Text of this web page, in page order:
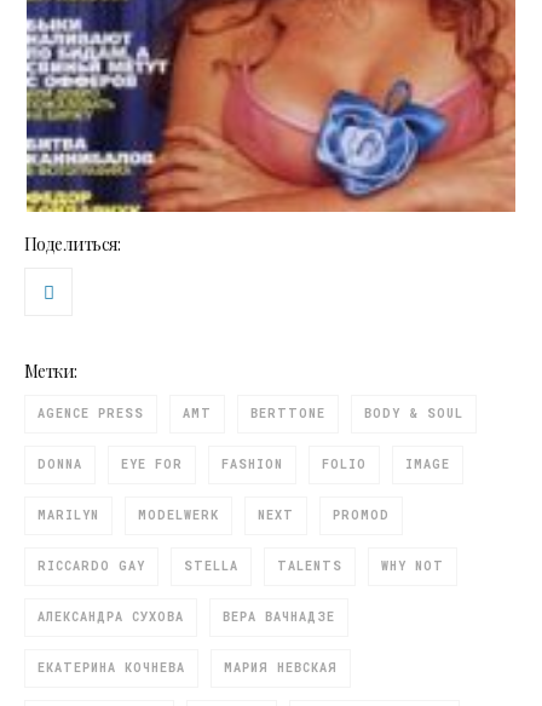
Поделиться:
Метки:
AGENCE PRESS AMT BERTTONE BODY & SOUL
DONNA EYE FOR FASHION FOLIO IMAGE
MARILYN MODELWERK NEXT PROMOD
RICCARDO GAY STELLA TALENTS WHY NOT
АЛЕКСАНДРА СУХОВА ВЕРА ВАЧНАДЗЕ
ЕКАТЕРИНА КОЧНЕВА МАРИЯ НЕВСКАЯ